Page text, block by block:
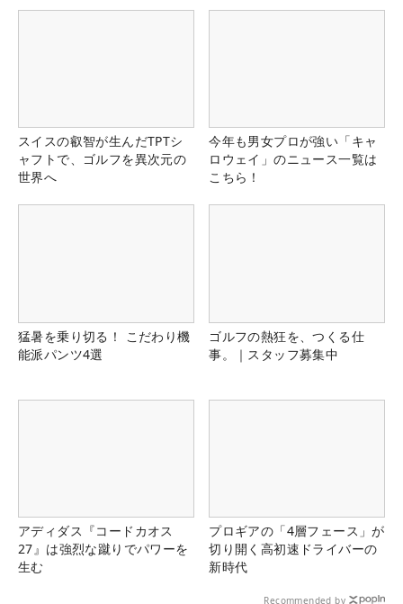
スイスの叡智が生んだTPTシ
ャフトで、ゴルフを異次元の
世界へ
今年も男女プロが強い「キャ
ロウェイ」のニュース一覧は
こちら！
猛暑を乗り切る！ こだわり機
能派パンツ4選
ゴルフの熱狂を、つくる仕
事。｜スタッフ募集中
アディダス『コードカオス
27』は強烈な蹴りでパワーを
生む
プロギアの「4層フェース」が
切り開く高初速ドライバーの
新時代
Recommended by